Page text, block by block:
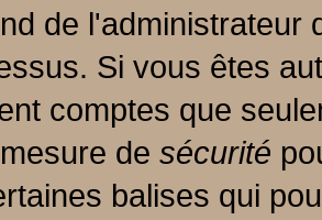
de l'administrateur
Si vous êtes
comptes que
de sécurité
balises qui